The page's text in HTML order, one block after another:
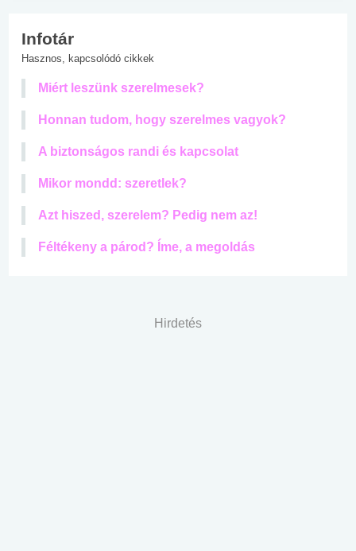
Infotár
Hasznos, kapcsolódó cikkek
Miért leszünk szerelmesek?
Honnan tudom, hogy szerelmes vagyok?
A biztonságos randi és kapcsolat
Mikor mondd: szeretlek?
Azt hiszed, szerelem? Pedig nem az!
Féltékeny a párod? Íme, a megoldás
Hirdetés